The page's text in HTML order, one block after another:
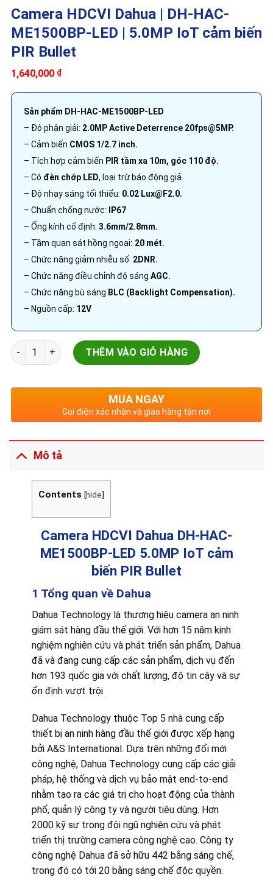
Camera HDCVI Dahua | DH-HAC-
ME1500BP-LED | 5.0MP IoT cảm biến
PIR Bullet
1,640,000 ₫
Sản phẩm DH-HAC-ME1500BP-LED
– Độ phân giải: 2.0MP Active Deterrence 20fps@5MP.
– Cảm biến CMOS 1/2.7 inch.
– Tích hợp cảm biến PIR tầm xa 10m, góc 110 độ.
– Có đèn chớp LED, loại trừ báo động giả.
– Độ nhạy sáng tối thiểu: 0.02 Lux@F2.0.
– Chuẩn chống nước:
IP67
– Ống kính cố định: 3.6mm/2.8mm.
– Tầm quan sát hồng ngoại: 20 mét.
– Chức năng giảm nhiễu số: 2DNR.
– Chức năng điều chỉnh độ sáng AGC.
– Chức năng bù sáng BLC (Backlight Compensation).
– Nguồn cấp: 12V
Camera HDCVI Dahua | DH-HAC-ME1500BP-LED | 5.0MP IoT
THÊM VÀO GIỎ HÀNG
MUA NGAY
Gọi điện xác nhận và giao hàng tận nơi
Mô tả
Contents [hide]
Camera HDCVI Dahua DH-HAC-
ME1500BP-LED 5.0MP IoT cảm
biến PIR Bullet
1 Tổng quan về Dahua
Dahua Technology là thương hiệu camera an ninh
giám sát hàng đầu thế giới. Với hơn 15 năm kinh
nghiệm nghiên cứu và phát triển sản phẩm, Dahua
đã và đang cung cấp các sản phẩm, dịch vụ đến
hơn 193 quốc gia với chất lượng, độ tin cậy và sự
ổn định vượt trội.
Dahua Technology thuộc Top 5 nhà cung cấp
thiết bị an ninh hàng đầu thế giới được xếp hạng
bởi A&S International. Dựa trên những đổi mới
công nghệ, Dahua Technology cung cấp các giải
pháp, hệ thống và dịch vụ bảo mật end-to-end
nhằm tạo ra các giá trị cho hoạt động của thành
phố, quản lý công ty và người tiêu dùng. Hơn
2000 kỹ sư trong đội ngũ nghiên cứu và phát
triển thị trường camera công nghệ cao. Công ty
công nghệ Dahua đã sở hữu 442 bằng sáng chế,
trong đó có tới 20 bằng sáng chế độc quyền.